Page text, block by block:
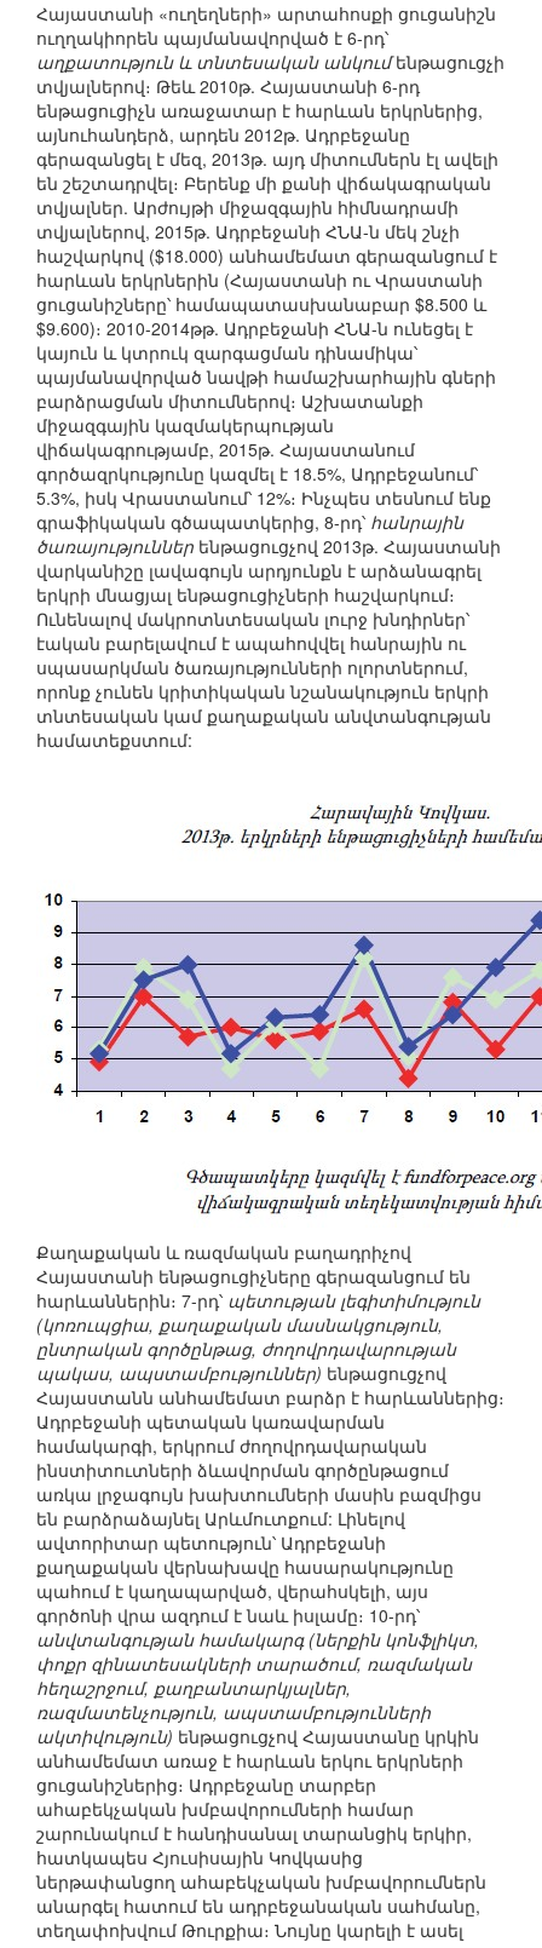
Հայաստանի «ուղեղների» արտահոսքի ցուցանիշն
ուղղակիորեն պայմանավորված է 6-րդ՝
աղքատություն և տնտեսական անկումենթացուցչի
տվյալներով։ Թեև 2010թ. Հայաստանի 6-րդ
ենթացուցիչն առաջատար է հարևան երկրներից,
այնուհանդերձ, արդեն 2012թ. Ադրբեջանը
գերազանցել է մեզ, 2013թ. այդ միտումներն էլ ավելի
են շեշտադրվել։ Բերենք մի քանի վիճակագրական
տվյալներ. Արժույթի միջազգային հիմնադրամի
տվյալներով, 2015թ. Ադրբեջանի ՀՆԱ-ն մեկ շնչի
հաշվարկով ($18.000) անհամեմատ գերազանցում է
հարևան երկրներին (Հայաստանի ու Վրաստանի
ցուցանիշները՝ համապատասխանաբար $8.500 և
$9.600)։ 2010-2014թթ. Ադրբեջանի ՀՆԱ-ն ունեցել է
կայուն և կտրուկ զարգացման դինամիկա՝
պայմանավորված նավթի համաշխարհային գների
բարձրացման միտումներով։ Աշխատանքի
միջազգային կազմակերպության
վիճակագրությամբ, 2015թ. Հայաստանում
գործազրկությունը կազմել է 18.5%, Ադրբեջանում՝
5.3%, իսկ Վրաստանում՝ 12%։ Ինչպես տեսնում ենք
գրաֆիկական գծապատկերից, 8-րդ՝ հանրային
ծառայություններ ենթացուցչով 2013թ. Հայաստանի
վարկանիշը լավագույն արդյունքն է արձանագրել
երկրի մնացյալ ենթացուցիչների հաշվարկում։
Ունենալով մակրոտնտեսական լուրջ խնդիրներ՝
էական բարելավում է ապահովվել հանրային ու
սպասարկման ծառայությունների ոլորտներում,
որոնք չունեն կրիտիկական նշանակություն երկրի
տնտեսական կամ քաղաքական անվտանգության
համատեքստում:
Քաղաքական և ռազմական բաղադրիչով
Հայաստանի ենթացուցիչները գերազանցում են
հարևաններին։ 7-րդ՝ պետության լեգիտիմություն
(կոռուպցիա, քաղաքական մասնակցություն,
ընտրական գործընթաց, ժողովրդավարության
պակաս, ապստամբություններ) ենթացուցչով
Հայաստանն անհամեմատ բարձր է հարևաններից։
Ադրբեջանի պետական կառավարման
համակարգի, երկրում ժողովրդավարական
ինստիտուտների ձևավորման գործընթացում
առկա լրջագույն խախտումների մասին բազմիցս
են բարձրաձայնել Արևմուտքում: Լինելով
ավտորիտար պետություն՝ Ադրբեջանի
քաղաքական վերնախավը հասարակությունը
պահում է կաղապարված, վերահսկելի, այս
գործոնի վրա ազդում է նաև իսլամը։ 10-րդ՝
անվտանգության համակարգ (ներքին կոնֆլիկտ,
փոքր զինատեսակների տարածում, ռազմական
հեղաշրջում, քաղբանտարկյալներ,
ռազմատենչություն, ապստամբությունների
ակտիվություն) ենթացուցչով Հայաստանը կրկին
անհամեմատ առաջ է հարևան երկու երկրների
ցուցանիշներից։ Ադրբեջանը տարբեր
ահաբեկչական խմբավորումների համար
շարունակում է հանդիսանալ տարանցիկ երկիր,
հատկապես Հյուսիսային Կովկասից
ներթափանցող ահաբեկչական խմբավորումներն
անարգել հատում են ադրբեջանական սահմանը,
տեղափոխվում Թուրքիա։ Նույնը կարելի է ասել